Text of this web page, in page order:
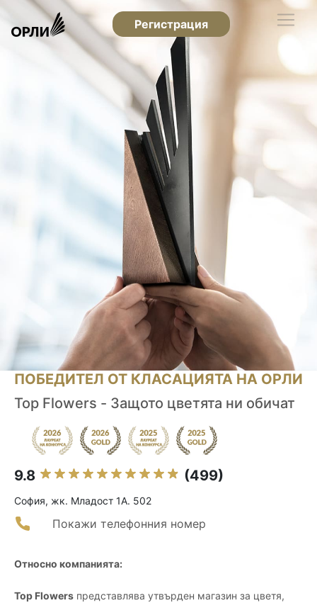
Регистрация
ПОБЕДИТЕЛ ОТ КЛАСАЦИЯТА НА ОРЛИ
Top Flowers - Защото цветята ни обичат
9.8 (499)
София, жк. Младост 1А. 502
Покажи телефонния номер
Относно компанията:
Top Flowers представлява утвърден магазин за цветя,